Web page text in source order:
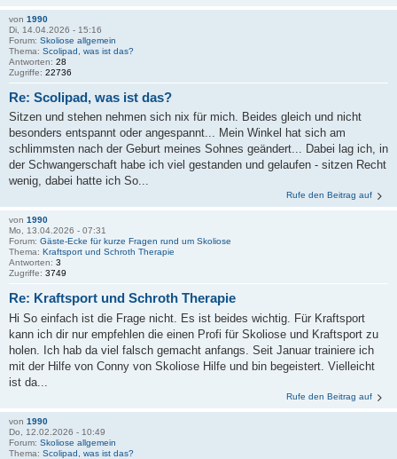
von 1990
Di, 14.04.2026 - 15:16
Forum: Skoliose allgemein
Thema: Scolipad, was ist das?
Antworten: 28
Zugriffe: 22736
Re: Scolipad, was ist das?
Sitzen und stehen nehmen sich nix für mich. Beides gleich und nicht
besonders entspannt oder angespannt... Mein Winkel hat sich am
schlimmsten nach der Geburt meines Sohnes geändert... Dabei lag ich, in
der Schwangerschaft habe ich viel gestanden und gelaufen - sitzen Recht
wenig, dabei hatte ich So...
Rufe den Beitrag auf
von 1990
Mo, 13.04.2026 - 07:31
Forum: Gäste-Ecke für kurze Fragen rund um Skoliose
Thema: Kraftsport und Schroth Therapie
Antworten: 3
Zugriffe: 3749
Re: Kraftsport und Schroth Therapie
Hi So einfach ist die Frage nicht. Es ist beides wichtig. Für Kraftsport
kann ich dir nur empfehlen die einen Profi für Skoliose und Kraftsport zu
holen. Ich hab da viel falsch gemacht anfangs. Seit Januar trainiere ich
mit der Hilfe von Conny von Skoliose Hilfe und bin begeistert. Vielleicht
ist da...
Rufe den Beitrag auf
von 1990
Do, 12.02.2026 - 10:49
Forum: Skoliose allgemein
Thema: Scolipad, was ist das?